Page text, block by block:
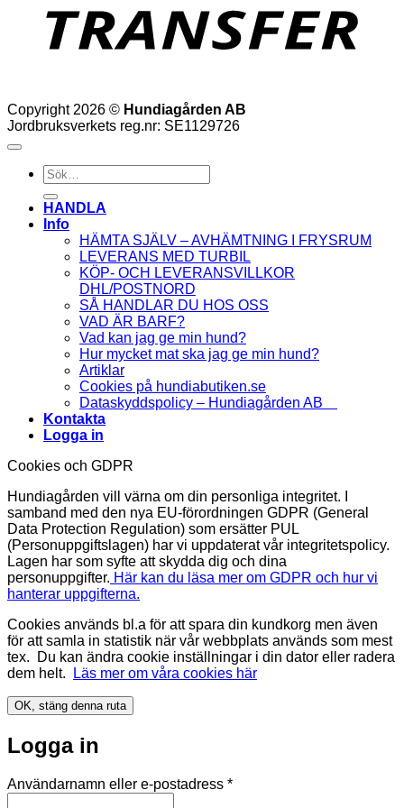
Copyright 2026 © Hundiagården AB
Jordbruksverkets reg.nr: SE1129726
Sök
efter:
HANDLA
Info
HÄMTA SJÄLV – AVHÄMTNING I FRYSRUM
LEVERANS MED TURBIL
KÖP- OCH LEVERANSVILLKOR
DHL/POSTNORD
SÅ HANDLAR DU HOS OSS
VAD ÄR BARF?
Vad kan jag ge min hund?
Hur mycket mat ska jag ge min hund?
Artiklar
Cookies på hundiabutiken.se
Dataskyddspolicy – Hundiagården AB
Kontakta
Logga in
Cookies och GDPR
Hundiagården vill värna om din personliga integritet. I
samband med den nya EU-förordningen GDPR (General
Data Protection Regulation) som ersätter PUL
(Personuppgiftslagen) har vi uppdaterat vår integritetspolicy.
Lagen har som syfte att skydda dig och dina
personuppgifter. Här kan du läsa mer om GDPR och hur vi
hanterar uppgifterna.
Cookies används bl.a för att spara din kundkorg men även
för att samla in statistik när vår webbplats används som mest
tex. Du kan ändra cookie inställningar i din dator eller radera
dem helt.
Läs mer om våra cookies här
OK, stäng denna ruta
Logga in
Användarnamn eller e-postadress *Obligatoriskt